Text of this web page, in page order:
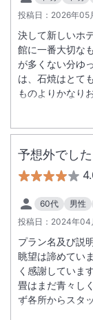
投稿日： 2026年05
決して新しいホ
館に一番大切な
が多くない分ゆ
は、石焼はとて
ものよりかなり
くれて楽しかっ
とてもよろこん
の宿です。
予想外でした
60代 男性
投稿日： 2024年04
プラン名及び説
眺望は諦めてい
く感謝していま
畳はまだ青々し
ず各所からスタ
組の団体さんも